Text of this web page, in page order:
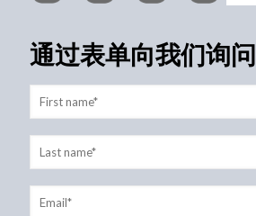
通过表单向我们询问